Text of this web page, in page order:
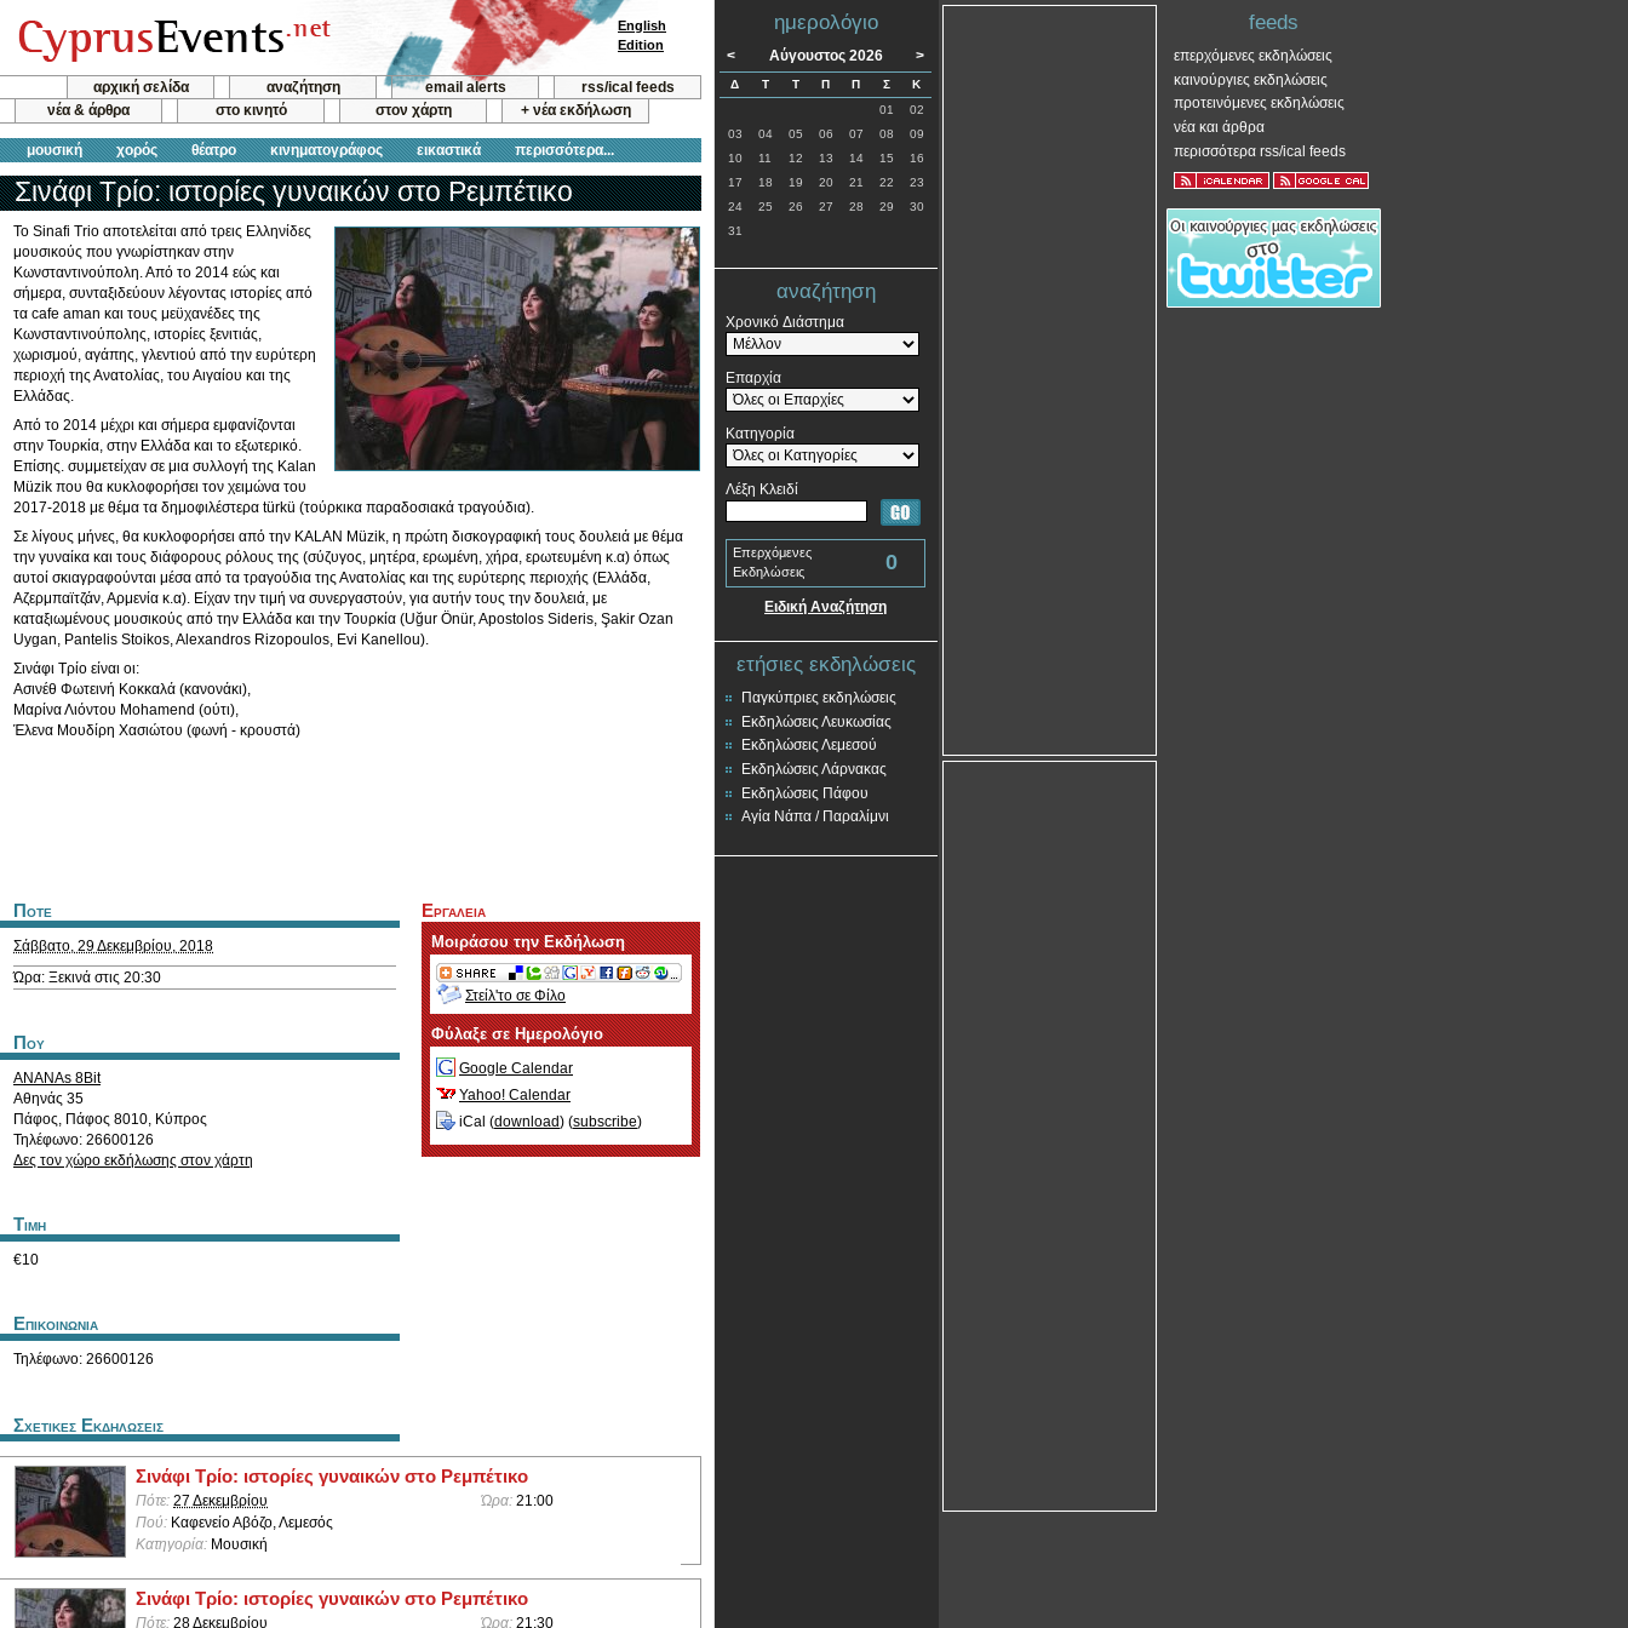
αρχική σελίδα αναζήτηση email alerts
rss/ical feeds
νέα & άρθρα
στο κινητό στον χάρτη + νέα εκδήλωση
μουσική χορός θέατρο κινηματογράφος εικαστικά περισσότερα...
English
Edition
Σινάφι Τρίο: ιστορίες γυναικών στο Ρεμπέτικο
Το Sinafi Trio αποτελείται από τρεις Ελληνίδες
μουσικούς που γνωρίστηκαν στην
Κωνσταντινούπολη. Από το 2014 εώς και
σήμερα, συνταξιδεύουν λέγοντας ιστορίες από
τα cafe aman και τους μεϋχανέδες της
Κωνσταντινούπολης, ιστορίες ξενιτιάς,
χωρισμού, αγάπης, γλεντιού από την ευρύτερη
περιοχή της Ανατολίας, του Αιγαίου και της
Ελλάδας.
Από το 2014 μέχρι και σήμερα εμφανίζονται
στην Τουρκία, στην Ελλάδα και το εξωτερικό.
Επίσης. συμμετείχαν σε μια συλλογή της Kalan
Müzik που θα κυκλοφορήσει τον χειμώνα του
2017-2018 με θέμα τα δημοφιλέστερα türkü (τούρκικα παραδοσιακά τραγούδια).
Σε λίγους μήνες, θα κυκλοφορήσει από την KALAN Müzik, η πρώτη δισκογραφική τους δουλειά με θέμα
την γυναίκα και τους διάφορους ρόλους της (σύζυγος, μητέρα, ερωμένη, χήρα, ερωτευμένη κ.α) όπως
αυτοί σκιαγραφούνται μέσα από τα τραγούδια της Ανατολίας και της ευρύτερης περιοχής (Ελλάδα,
Αζερμπαϊτζάν, Αρμενία κ.α). Είχαν την τιμή να συνεργαστούν, για αυτήν τους την δουλειά, με
καταξιωμένους μουσικούς από την Ελλάδα και την Τουρκία (Uğur Önür, Apostolos Sideris, Şakir Ozan
Uygan, Pantelis Stoikos, Alexandros Rizopoulos, Evi Kanellou).
Σινάφι Τρίο είναι οι:
Ασινέθ Φωτεινή Κοκκαλά (κανονάκι),
Μαρίνα Λιόντου Mohamend (ούτι),
Έλενα Μουδίρη Χασιώτου (φωνή - κρουστά)
Ποτε
Σάββατο, 29 Δεκεμβρίου, 2018
Ώρα: Ξεκινά στις 20:30
Που
ANANAs 8Bit
Αθηνάς 35
Πάφος, Πάφος 8010, Κύπρος
Τηλέφωνο: 26600126
Δες τον χώρο εκδήλωσης στον χάρτη
Τιμη
€10
Επικοινωνια
Τηλέφωνο: 26600126
Εργαλεια
Μοιράσου την Εκδήλωση
Στείλ'το σε Φίλο
Φύλαξε σε Ημερολόγιο
Google Calendar
Yahoo! Calendar
iCal (download) (subscribe)
Σχετικες Εκδηλωσεις
Σινάφι Τρίο: ιστορίες γυναικών στο Ρεμπέτικο
Πότε: 27 Δεκεμβρίου Ώρα: 21:00
Πού: Καφενείο Αβόζο, Λεμεσός
Κατηγορία: Μουσική
Σινάφι Τρίο: ιστορίες γυναικών στο Ρεμπέτικο
Πότε: 28 Δεκεμβρίου Ώρα: 21:30
ημερολόγιο
< Αύγουστος 2026 >
Δ Τ Τ Π Π Σ
Κ
01
02
03
04 05 06 07 08
09
10
11 12 13 14 15
16
17
18 19 20 21 22
23
24
25 26 27 28 29
30
31
αναζήτηση
Χρονικό Διάστημα
Επαρχία
Κατηγορία
Λέξη Κλειδί
Επερχόμενες
Εκδηλώσεις
0
Ειδική Αναζήτηση
ετήσιες εκδηλώσεις
Παγκύπριες εκδηλώσεις
Εκδηλώσεις Λευκωσίας
Εκδηλώσεις Λεμεσού
Εκδηλώσεις Λάρνακας
Εκδηλώσεις Πάφου
Αγία Νάπα / Παραλίμνι
feeds
επερχόμενες εκδηλώσεις
καινούργιες εκδηλώσεις
προτεινόμενες εκδηλώσεις
νέα και άρθρα
περισσότερα rss/ical feeds